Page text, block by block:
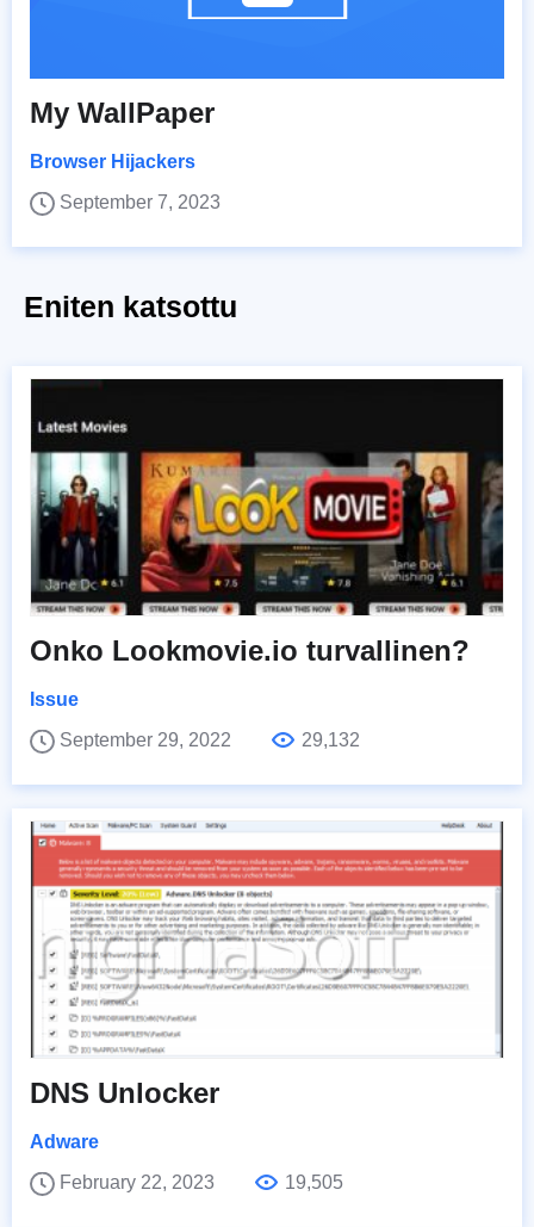
My WallPaper
Browser Hijackers
September 7, 2023
Eniten katsottu
Onko Lookmovie.io turvallinen?
Issue
September 29, 2022
29,132
DNS Unlocker
Adware
February 22, 2023
19,505